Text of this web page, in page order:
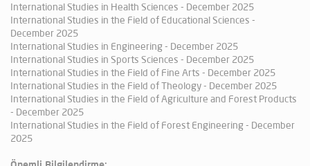
International Studies in Health Sciences - December 2025
International Studies in the Field of Educational Sciences -
December 2025
International Studies in Engineering - December 2025
International Studies in Sports Sciences - December 2025
International Studies in the Field of Fine Arts - December 2025
International Studies in the Field of Theology - December 2025
International Studies in the Field of Agriculture and Forest Products
- December 2025
International Studies in the Field of Forest Engineering - December
2025